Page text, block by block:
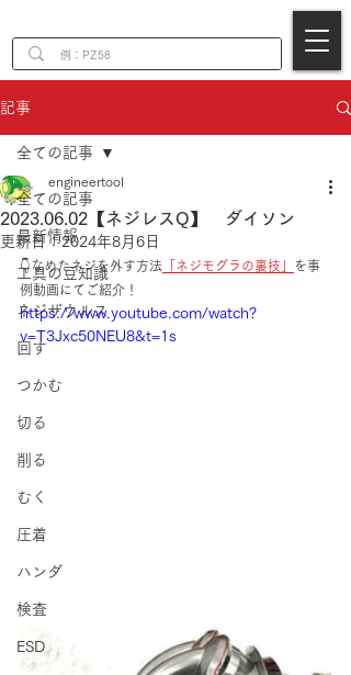
記事
全ての記事
最新情報
工具の豆知識
ネジザウルス
回す
つかむ
切る
削る
むく
圧着
ハンダ
検査
ESD
全ての記事
2023.06.02【ネジレスQ】 ダイソン
engineertool
更新日：2024年8月6日
👇なめたネジを外す方法 「ネジモグラの裏技」
を事
例動画にてご紹介！
https://www.youtube.com/watch?
v=T3Jxc50NEU8&t=1s